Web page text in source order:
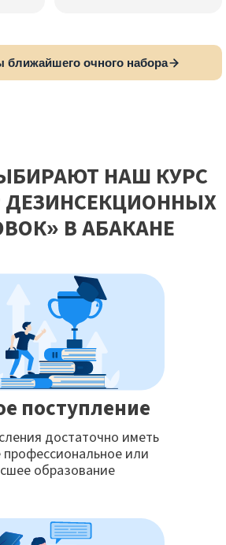
ближайшего очного набора
НАШ КУРС
ДЕЗИНСЕКЦИОННЫХ
В АБАКАНЕ
поступление
достаточно иметь
профессиональное или
образование